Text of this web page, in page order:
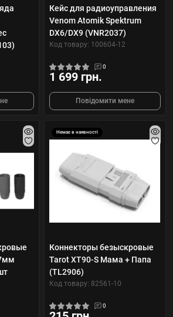
Кейс для радиоуправления
Venom Atomik Spektrum
DX6/DX9 (VNR2037)
Код товару: 100604-12
0
1 699 грн.
Повідомити мене
Немає в наявності
Коннекторы безыскровые
Tarot XT90-S Мама + Папа
(TL2906)
Код товару: 82561-10
0